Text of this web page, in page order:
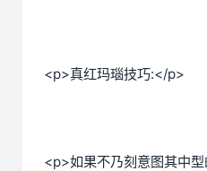
<p>真红玛瑙技巧:</p>
<p>如果不乃刻意图其中